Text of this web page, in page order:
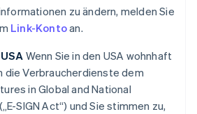
zu ändern, melden Sie
Link-Kontoan.
Wenn Sie in den USA wohnhaft
die Verbraucherdienste dem
in Global and National
SIGN Act“) und Sie stimmen zu,